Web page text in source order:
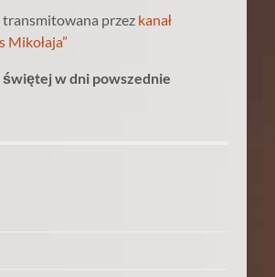
przez kanał
Mikołaja”
w dni powszednie